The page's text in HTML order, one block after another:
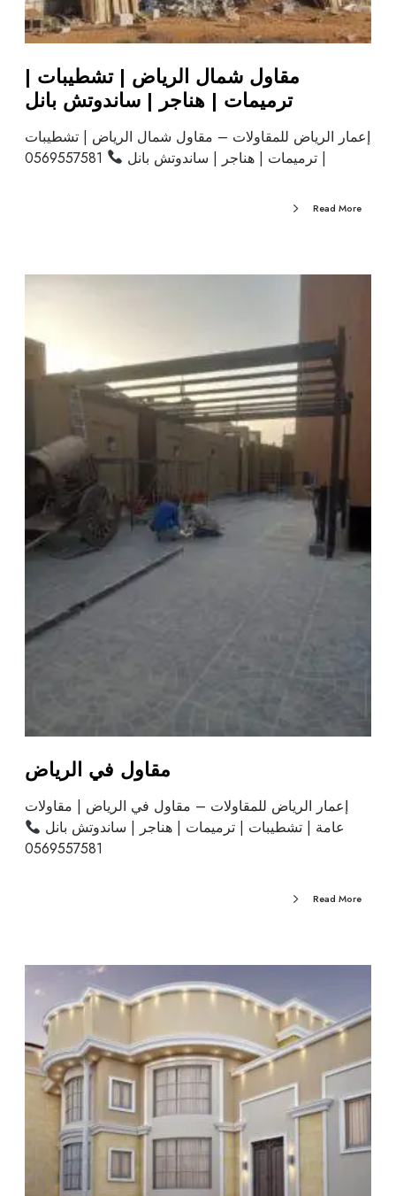
مقاول شمال الرياض | تشطيبات |
ترميمات | هناجر | ساندوتش بانل
إعمار الرياض للمقاولات – مقاول شمال الرياض | تشطيبات
| ترميمات | هناجر | ساندوتش بانل
Read More
مقاول في الرياض
إعمار الرياض للمقاولات – مقاول في الرياض | مقاولات
عامة | تشطيبات | ترميمات | هناجر | ساندوتش بانل
0569557581
Read More